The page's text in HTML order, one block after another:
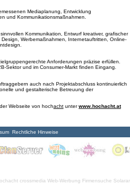
Mediaplanung, Entwicklung
und Kommunikationsmaßnahmen.
Kommunikation, Entwurf kreativer, grafischer
Werbemaßnahmen, Internetauftritten, Online-
Anforderungen präzise erfüllen.
Sektor und im Consumer-Markt finden Eingang.
auch nach Projektabschluss kontinuierlich
und gestalterische Betreuung der
Webseite von hochacht unterwww.hochacht.at
Rechtliche Hinweise
crossmedia Web-Werbung Firmensuche